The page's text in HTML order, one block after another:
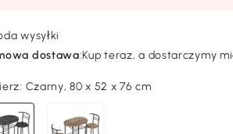
wysyłki
dostawa:Kup teraz, a dostarczymy
Czarny, 80 x 52 x 76 cm